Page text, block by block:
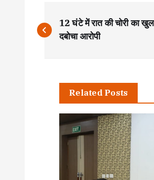
P
o
12 घंटे में रात की चोरी का
दबोचा आरोपी
Related Posts